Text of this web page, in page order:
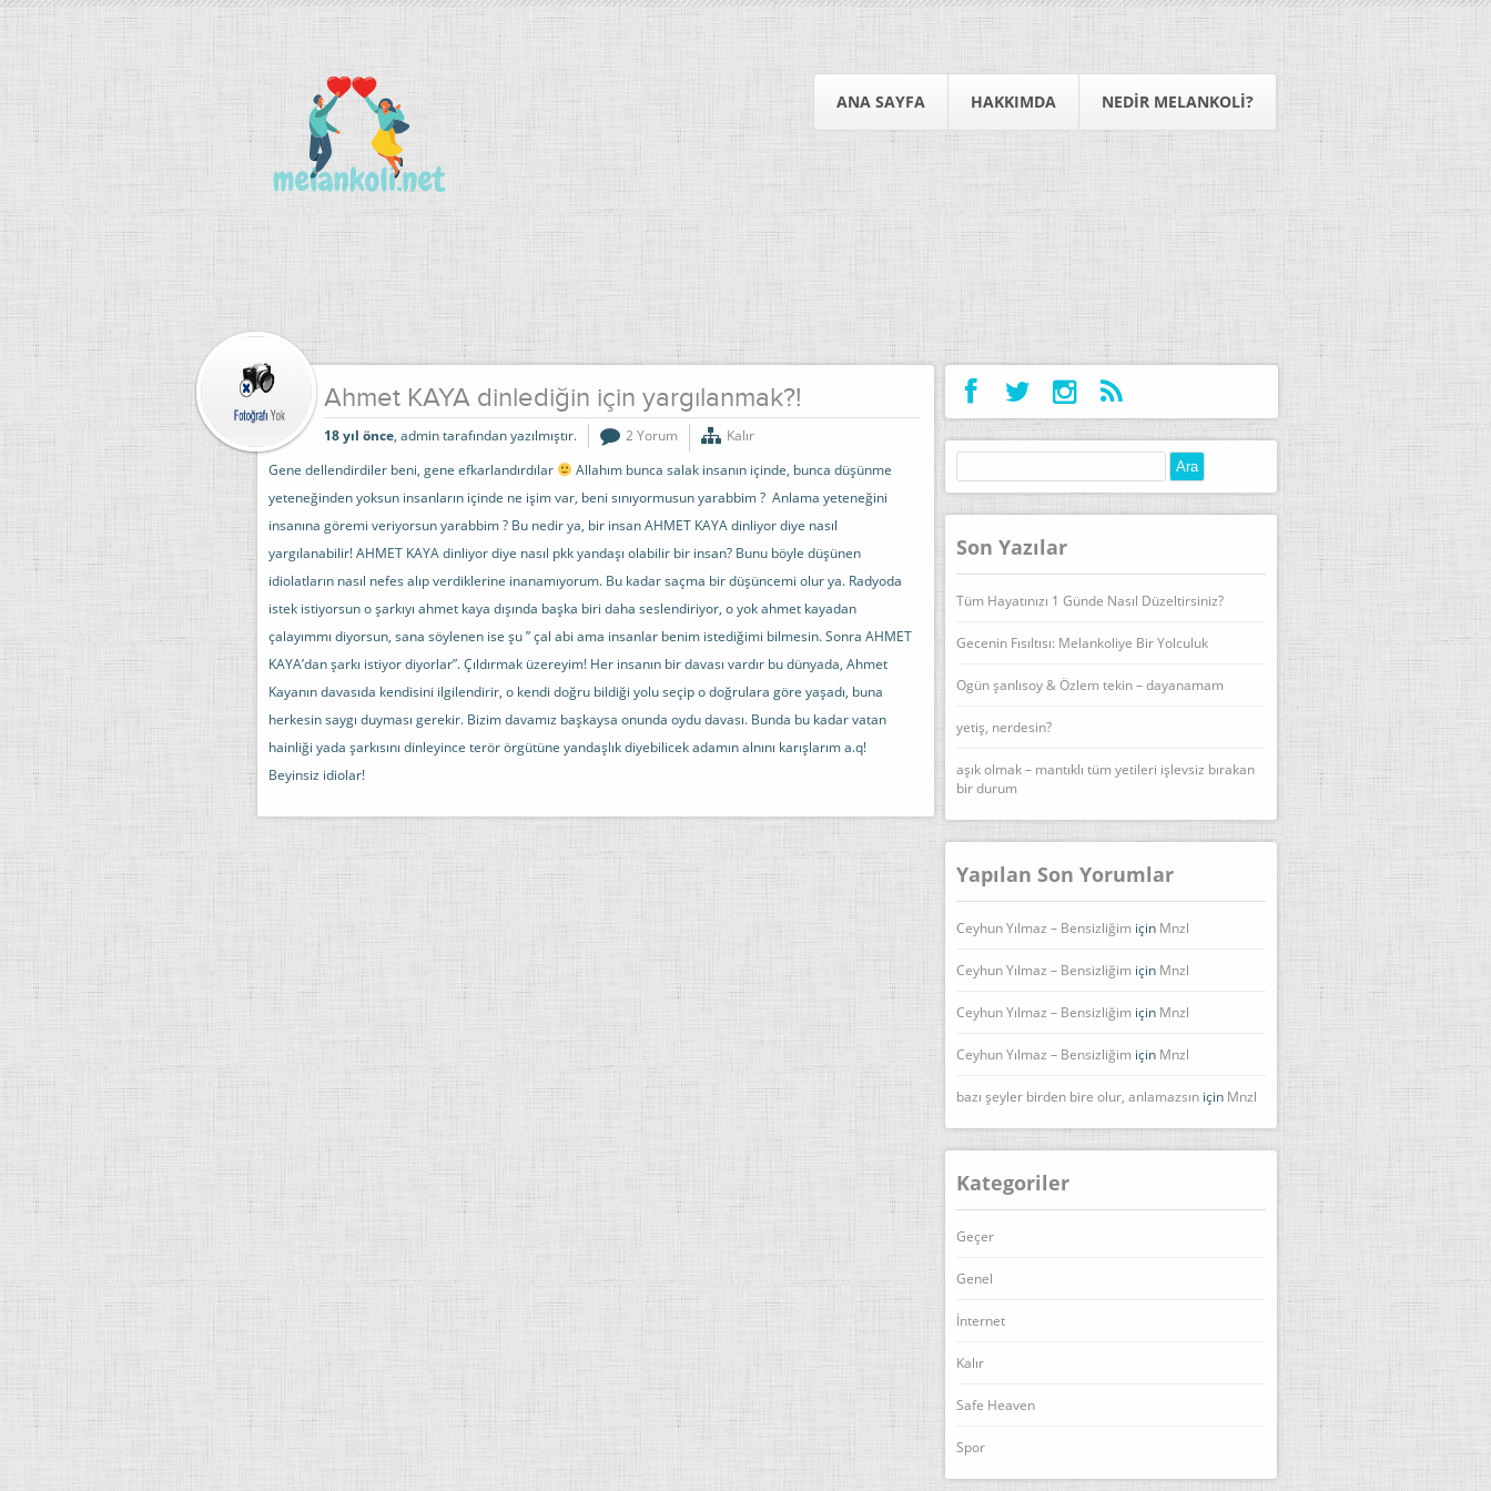
ANA SAYFA HAKKIMDA NEDIR MELANKOLI?
Ahmet KAYA dinlediğin için yargılanmak?!
18 yıl önce, admin tarafından yazılmıştır. 2 Yorum
Kalır
Gene dellendirdiler beni, gene efkarlandırdılar
Allahım bunca salak insanın içinde, bunca düşünme
yeteneğinden yoksun insanların içinde ne işim var, beni sınıyormusun yarabbim ? Anlama yeteneğini
insanına göremi veriyorsun yarabbim ? Bu nedir ya, bir insan AHMET KAYA dinliyor diye nasıl
yargılanabilir! AHMET KAYA dinliyor diye nasıl pkk yandaşı olabilir bir insan? Bunu böyle düşünen
idiolatların nasıl nefes alıp verdiklerine inanamıyorum. Bu kadar saçma bir düşüncemi olur ya. Radyoda
istek istiyorsun o şarkıyı ahmet kaya dışında başka biri daha seslendiriyor, o yok ahmet kayadan
çalayımmı diyorsun, sana söylenen ise şu ” çal abi ama insanlar benim istediğimi bilmesin. Sonra AHMET
KAYA’dan şarkı istiyor diyorlar”. Çıldırmak üzereyim! Her insanın bir davası vardır bu dünyada, Ahmet
Kayanın davasıda kendisini ilgilendirir, o kendi doğru bildiği yolu seçip o doğrulara göre yaşadı, buna
herkesin saygı duyması gerekir. Bizim davamız başkaysa onunda oydu davası. Bunda bu kadar vatan
hainliği yada şarkısını dinleyince terör örgütüne yandaşlık diyebilicek adamın alnını karışlarım a.q!
Beyinsiz idiolar!
Arama:
Son Yazılar
Tüm Hayatınızı 1 Günde Nasıl Düzeltirsiniz?
Gecenin Fısıltısı: Melankoliye Bir Yolculuk
Ogün şanlısoy & Özlem tekin – dayanamam
yetiş, nerdesin?
aşık olmak – mantıklı tüm yetileri işlevsiz bırakan
bir durum
Yapılan Son Yorumlar
Ceyhun Yılmaz – Bensizliğim için Mnzl
Ceyhun Yılmaz – Bensizliğim için Mnzl
Ceyhun Yılmaz – Bensizliğim için Mnzl
Ceyhun Yılmaz – Bensizliğim için Mnzl
bazı şeyler birden bire olur, anlamazsın için Mnzl
Kategoriler
Geçer
Genel
İnternet
Kalır
Safe Heaven
Spor